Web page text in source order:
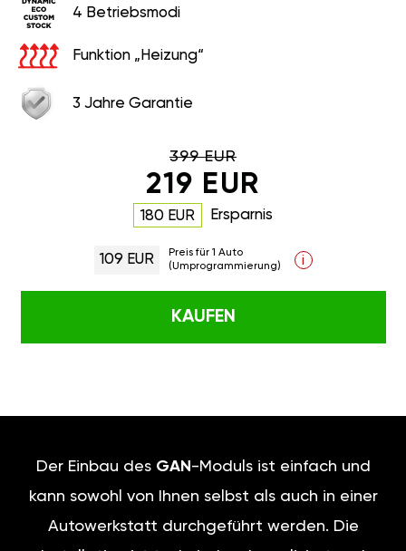
4 Betriebsmodi
Funktion „Heizung“
3 Jahre Garantie
399 EUR
219 EUR
180 EUR Ersparnis
109 EUR
Preis für 1 Auto
(Umprogrammierung)
i
KAUFEN
Der Einbau des GAN -Moduls ist einfach und
kann sowohl von Ihnen selbst als auch in einer
Autowerkstatt durchgeführt werden. Die